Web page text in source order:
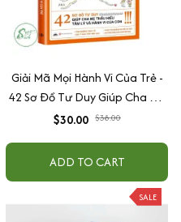
Giải Mã Mọi Hành Vi Của Trẻ -
42 Sơ Đồ Tư Duy Giúp Cha Mẹ
Thấu Hiểu Tâm Lý Và Hành Vi
$30.00 $38.00
ADD TO CART
SALE